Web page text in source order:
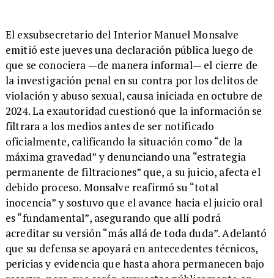
​El exsubsecretario del Interior Manuel Monsalve
emitió este jueves una declaración pública luego de
que se conociera —de manera informal— el cierre de
la investigación penal en su contra por los delitos de
violación y abuso sexual, causa iniciada en octubre de
2024. La exautoridad cuestionó que la información se
filtrara a los medios antes de ser notificado
oficialmente, calificando la situación como “de la
máxima gravedad” y denunciando una “estrategia
permanente de filtraciones” que, a su juicio, afecta el
debido proceso. Monsalve reafirmó su “total
inocencia” y sostuvo que el avance hacia el juicio oral
es “fundamental”, asegurando que allí podrá
acreditar su versión “más allá de toda duda”. Adelantó
que su defensa se apoyará en antecedentes técnicos,
pericias y evidencia que hasta ahora permanecen bajo